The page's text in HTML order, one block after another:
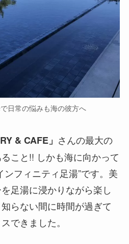
日常の悩みも海の彼方へ
& CAFE」 さんの最大の
こと!! しかも海に向かって
フィニティ足湯”です。 美
足湯に浸かりながら楽し
らない間に時間が過ぎて
できました。